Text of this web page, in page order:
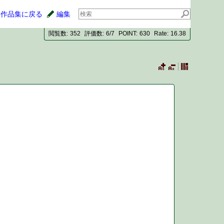
作品集に戻る 編集
閲覧数 352 評価数 6/7 POINT 630 Rate 16.38